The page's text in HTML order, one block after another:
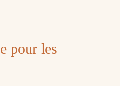
pour les